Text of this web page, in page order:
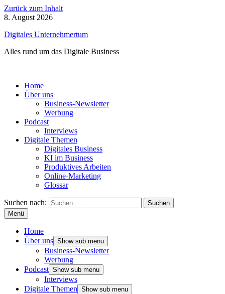
Zurück zum Inhalt
8. August 2026
Digitales Unternehmertum
Alles rund um das Digitale Business
Home
Über uns
Business-Newsletter
Werbung
Podcast
Interviews
Digitale Themen
Digitales Business
KI im Business
Produktives Arbeiten
Online-Marketing
Glossar
Suchen nach:
Menü
Home
Über uns Show sub menu
Business-Newsletter
Werbung
Podcast Show sub menu
Interviews
Digitale Themen Show sub menu